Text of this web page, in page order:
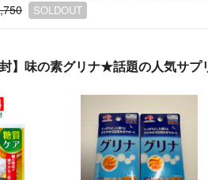
SOLDOUT
封】味の素グリナ★話題の人気サプ